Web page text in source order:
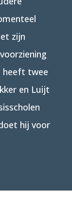
zijn
heeft twee
en Luijt
hij voor